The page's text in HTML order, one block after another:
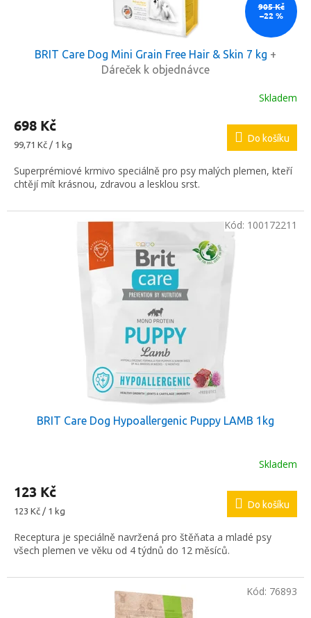
905 Kč
–22 %
BRIT Care Dog Mini Grain Free Hair & Skin 7 kg +
Dáreček k objednávce
Skladem
698 Kč
Měrná
99,71 Kč / 1 kg
Do košíku
Superprémiové krmivo speciálně pro psy malých plemen, kteří
chtějí mít krásnou, zdravou a lesklou srst.
BRIT Care Dog Hypoallergenic Puppy LAMB 1kg
Skladem
123 Kč
Měrná
123 Kč / 1 kg
Do košíku
Receptura je speciálně navržená pro štěňata a mladé psy
všech plemen ve věku od 4 týdnů do 12 měsíců.
Kód: 100172211
Kód: 76893